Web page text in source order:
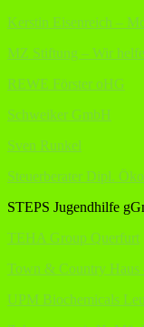
Kerstin Eisenreich –
MZ Stiftung – Wir
REWE Förster oHG
Schweiker GmbH
Sven Runkel
Steuerberater Dipl.
STEPS Jugendhilfe
TEHA Group Querfurt
Town & Country
UPM Biochemicals